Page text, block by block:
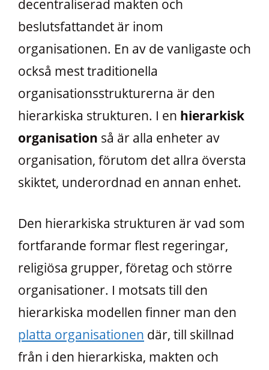
decentraliserad makten och
beslutsfattandet är inom
organisationen. En av de vanligaste och
också mest traditionella
organisationsstrukturerna är den
hierarkiska strukturen. I en hierarkisk
organisation så är alla enheter av
organisation, förutom det allra översta
skiktet, underordnad en annan enhet.
Den hierarkiska strukturen är vad som
fortfarande formar flest regeringar,
religiösa grupper, företag och större
organisationer. I motsats till den
hierarkiska modellen finner man den
platta organisationen där, till skillnad
från i den hierarkiska, makten och